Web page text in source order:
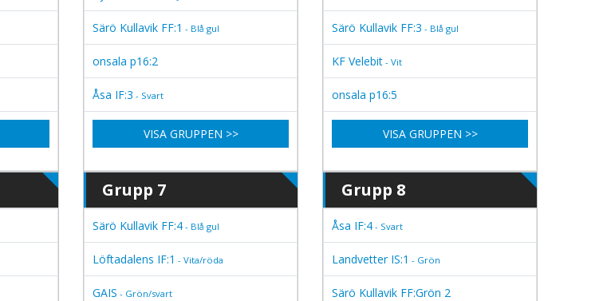
Särö Kullavik FF:1 - Blå gul
onsala p16:2
Åsa IF:3 - Svart
VISA GRUPPEN >>
Särö Kullavik FF:3 - Blå gul
KF Velebit - Vit
onsala p16:5
VISA GRUPPEN >>
Grupp 7
Särö Kullavik FF:4 - Blå gul
Löftadalens IF:1 - Vita/röda
GAIS - Grön/svart
Grupp 8
Åsa IF:4 - Svart
Landvetter IS:1 - Grön
Särö Kullavik FF:Grön 2